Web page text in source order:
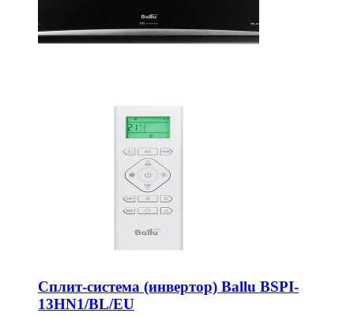
Сплит-система (инвертор) Ballu BSPI-
13HN1/BL/EU